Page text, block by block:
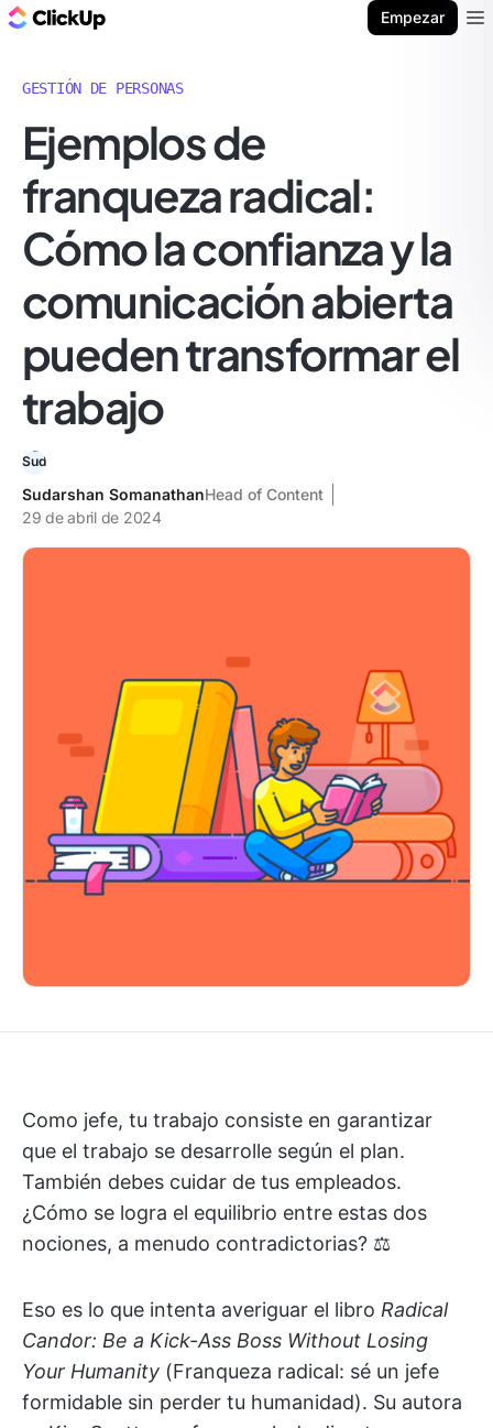
Empezar
GESTIÓN DE PERSONAS
Ejemplos de
franqueza radical:
Cómo la confianza y la
comunicación abierta
pueden transformar el
trabajo
Sudarshan SomanathanHead of Content
29 de abril de 2024
Como jefe, tu trabajo consiste en garantizar
que el trabajo se desarrolle según el plan.
También debes cuidar de tus empleados.
¿Cómo se logra el equilibrio entre estas dos
nociones, a menudo contradictorias? ⚖️
Eso es lo que intenta averiguar el libro Radical
Candor: Be a Kick-Ass Boss Without Losing
Your Humanity (Franqueza radical: sé un jefe
formidable sin perder tu humanidad). Su autora